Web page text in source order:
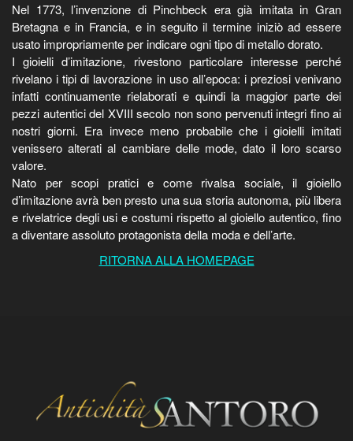
Nel 1773, l’invenzione di Pinchbeck era già imitata in Gran
Bretagna e in Francia, e in seguito il termine iniziò ad essere
usato impropriamente per indicare ogni tipo di metallo dorato.
I gioielli d’imitazione, rivestono particolare interesse perché
rivelano i tipi di lavorazione in uso all’epoca: i preziosi venivano
infatti continuamente rielaborati e quindi la maggior parte dei
pezzi autentici del XVIII secolo non sono pervenuti integri fino ai
nostri giorni. Era invece meno probabile che i gioielli imitati
venissero alterati al cambiare delle mode, dato il loro scarso
valore.
Nato per scopi pratici e come rivalsa sociale, il gioiello
d’imitazione avrà ben presto una sua storia autonoma, più libera
e rivelatrice degli usi e costumi rispetto al gioiello autentico, fino
a diventare assoluto protagonista della moda e dell’arte.
RITORNA ALLA HOMEPAGE